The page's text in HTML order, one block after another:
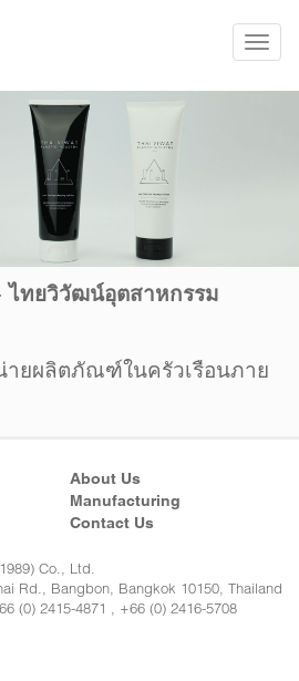
ไทยวิวัฒน์อุตสาหกรรม
ายผลิตภัณฑ์ในครัวเรือนภาย
About Us
Manufacturing
Contact Us
Co., Ltd.
Rd., Bangbon, Bangkok 10150, Thailand
(0) 2415-4871 , +66 (0) 2416-5708